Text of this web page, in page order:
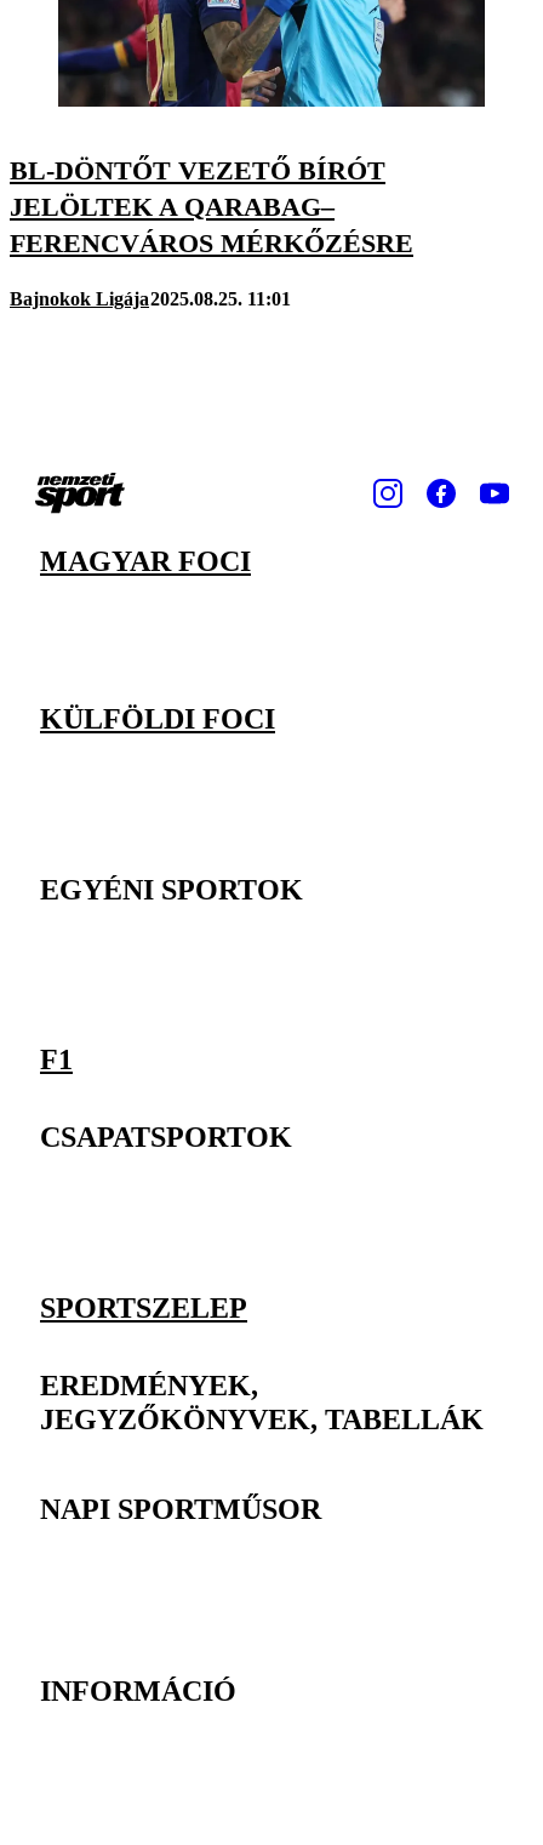
BL-DÖNTŐT VEZETŐ BÍRÓT
JELÖLTEK A QARABAG–
FERENCVÁROS MÉRKŐZÉSRE
Bajnokok Ligája2025.08.25. 11:01
MAGYAR FOCI
KÜLFÖLDI FOCI
EGYÉNI SPORTOK
F1
CSAPATSPORTOK
SPORTSZELEP
EREDMÉNYEK,
JEGYZŐKÖNYVEK, TABELLÁK
NAPI SPORTMŰSOR
INFORMÁCIÓ